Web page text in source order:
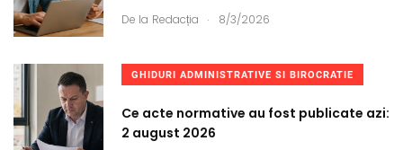
De la Redacția . 8/3/2026
GHIDURI ADMINISTRATIVE SI BIROCRATIE
Ce acte normative au fost publicate azi:
2 august 2026